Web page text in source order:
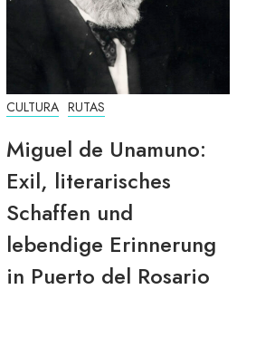
CULTURA RUTAS
Miguel de Unamuno:
Exil, literarisches
Schaffen und
lebendige Erinnerung
in Puerto del Rosario